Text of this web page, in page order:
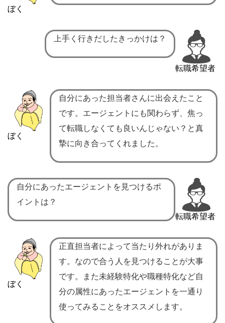
ぼく
転職希望者
上手く行きだしたきっかけは？
ぼく
自分にあった担当者さんに出会えたこと
です。エージェントにも関わらず、焦っ
て転職しなくても良いんじゃない？と真
摯に向き合ってくれました。
転職希望者
自分にあったエージェントを見つけるポ
イントは？
ぼく
正直担当者によって当たり外れがありま
す。なので合う人を見つけることが大事
です。また未経験特化や職種特化など自
分の属性にあったエージェントを一通り
使ってみることをオススメします。